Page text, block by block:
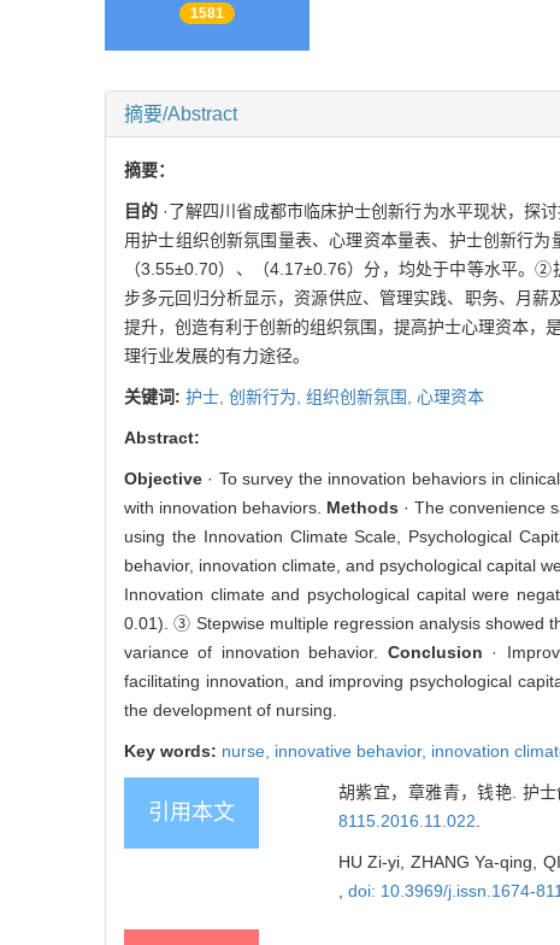
1581
摘要/Abstract
摘要：
目的 ·了解四川省成都市临床护士创新行为水平现状，探
用护士组织创新氛围量表、心理资本量表、护士创新行为
（3.55±0.70）、（4.17±0.76）分，均处于中等水平。
步多元回归分析显示，资源供应、管理实践、职务、月薪
提升，创造有利于创新的组织氛围，提高护士心理资本，
理行业发展的有力途径。
关键词: 护士, 创新行为, 组织创新氛围, 心理资本
Abstract:
Objective · To survey the innovation behaviors in
with innovation behaviors. Methods · The convenience
using the Innovation Climate Scale, Psychological
behavior, innovation climate, and psychological capital
Innovation climate and psychological capital were
0.01). ③ Stepwise multiple regression analysis showed
variance of innovation behavior. Conclusion ·
facilitating innovation, and improving psychological
the development of nursing.
Key words: nurse, innovative behavior, innovation
引用本文
胡紫宜，章雅青，钱艳. 护
8115.2016.11.022.
HU Zi-yi, ZHANG Ya-qing,
, doi: 10.3969/j.issn.1674-